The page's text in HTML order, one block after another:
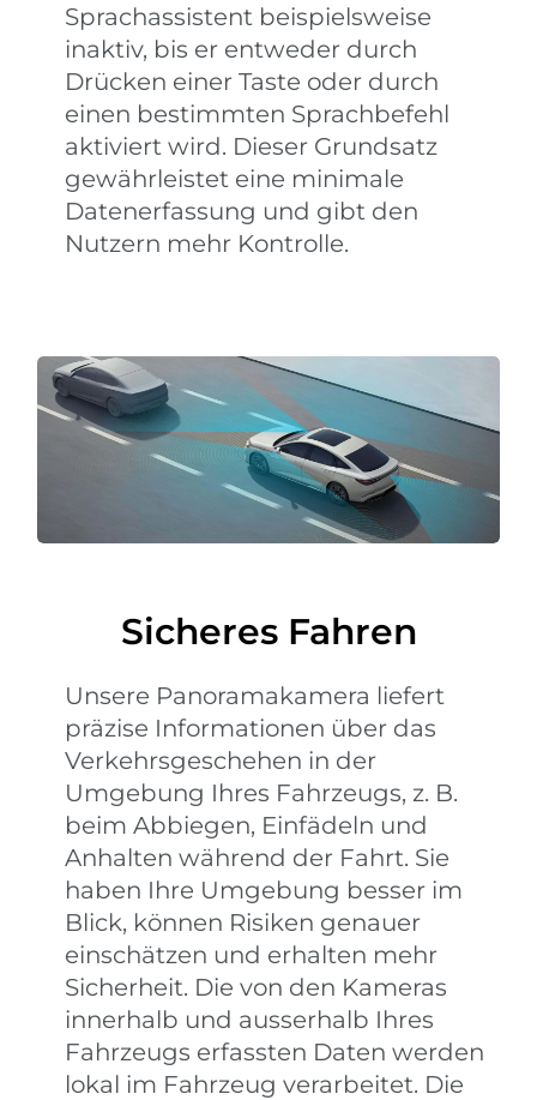
Sprachassistent beispielsweise
inaktiv, bis er entweder durch
Drücken einer Taste oder durch
einen bestimmten Sprachbefehl
aktiviert wird. Dieser Grundsatz
gewährleistet eine minimale
Datenerfassung und gibt den
Nutzern mehr Kontrolle.
Sicheres Fahren
Unsere Panoramakamera liefert
präzise Informationen über das
Verkehrsgeschehen in der
Umgebung Ihres Fahrzeugs, z. B.
beim Abbiegen, Einfädeln und
Anhalten während der Fahrt. Sie
haben Ihre Umgebung besser im
Blick, können Risiken genauer
einschätzen und erhalten mehr
Sicherheit. Die von den Kameras
innerhalb und ausserhalb Ihres
Fahrzeugs erfassten Daten werden
lokal im Fahrzeug verarbeitet. Die